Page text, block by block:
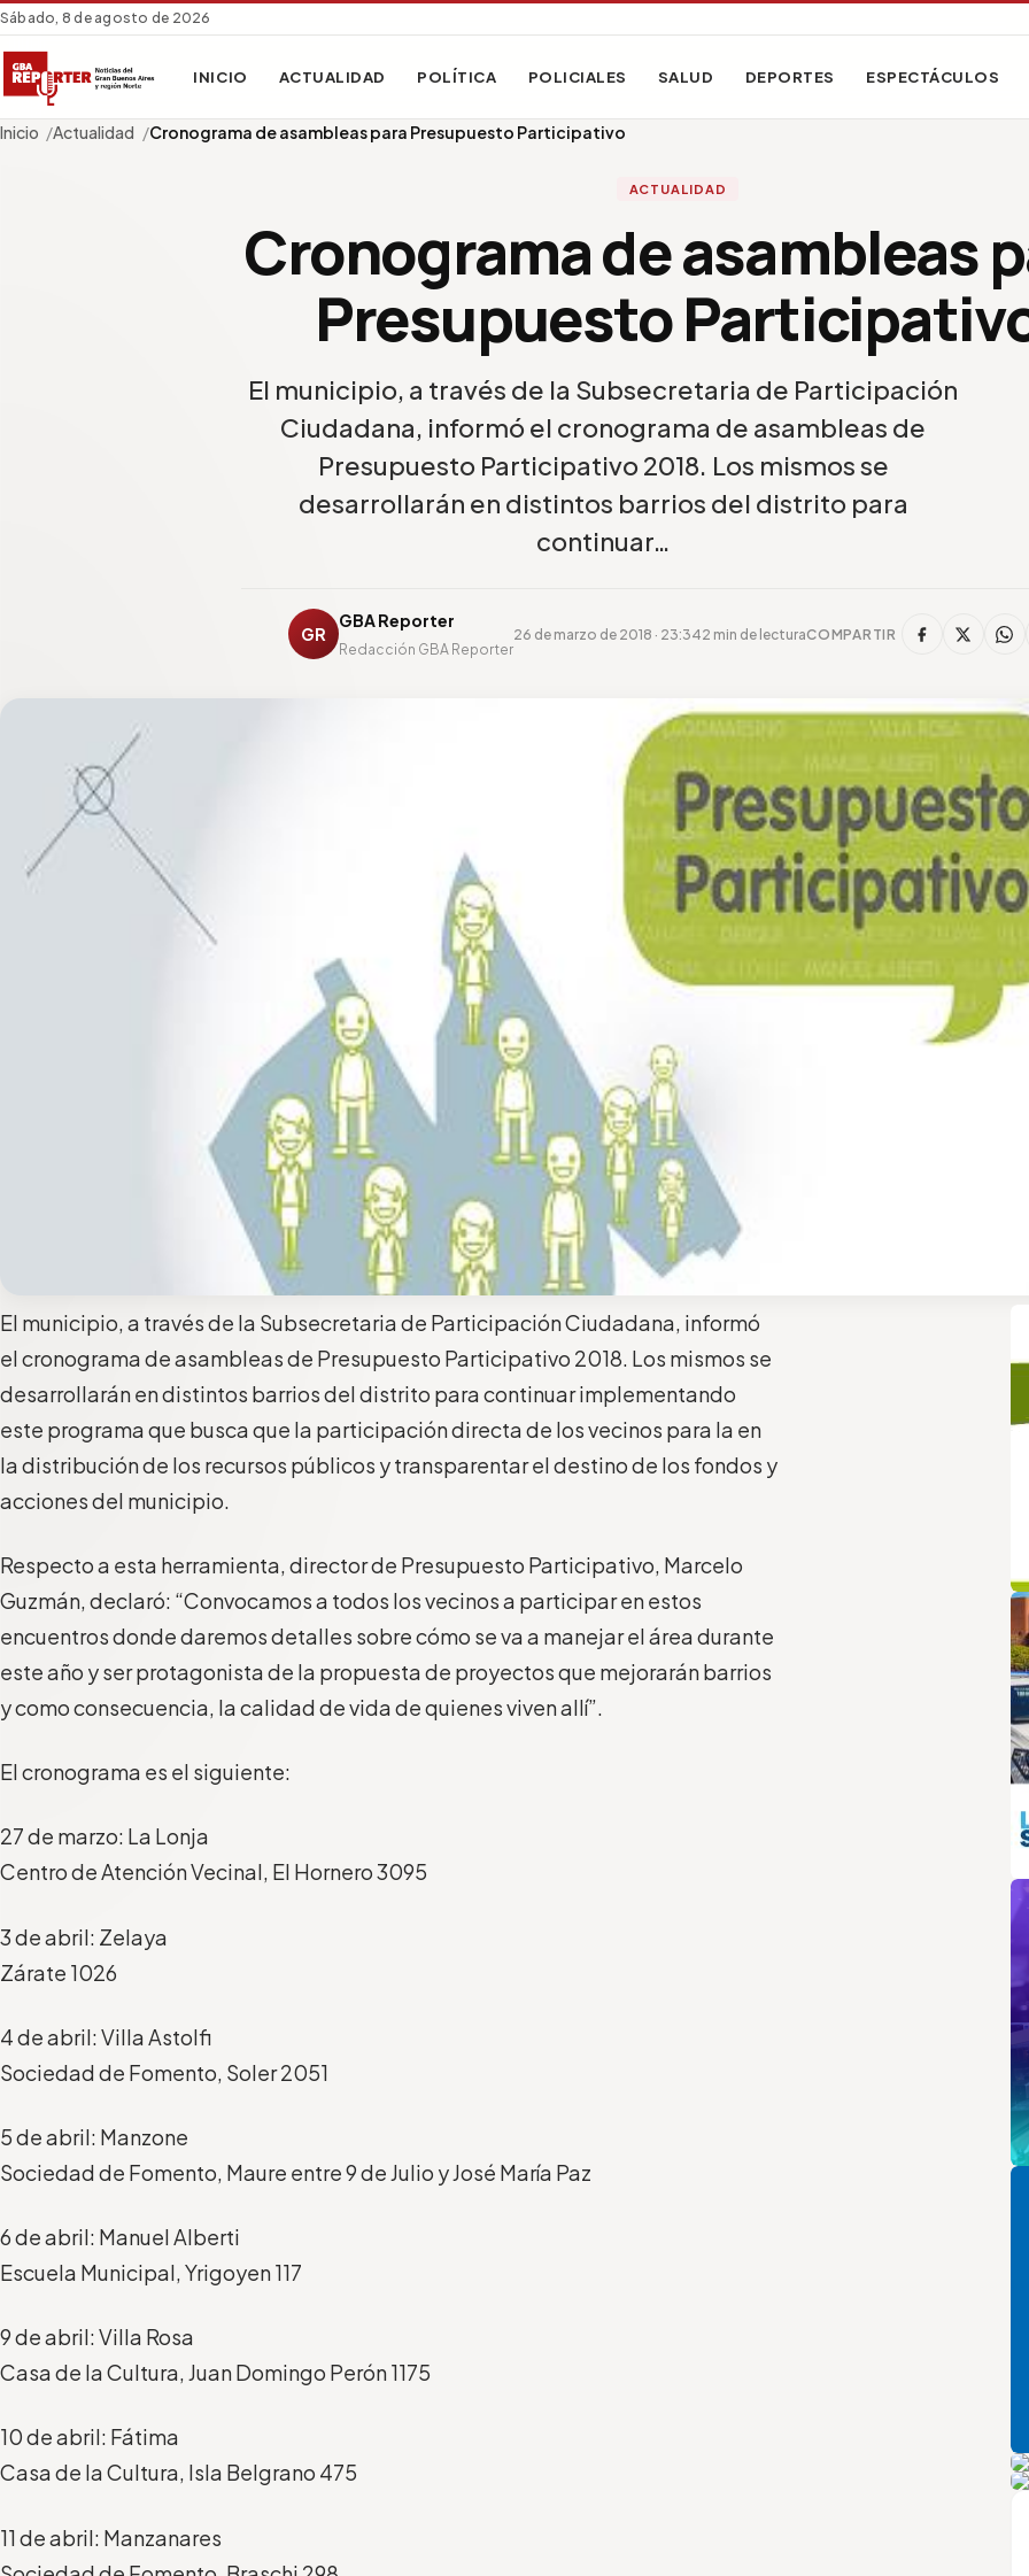
Sábado, 8 de agosto de 2026
INICIO ACTUALIDAD POLÍTICA POLICIALES SALUD DEPORTES ESPECTÁCULOS
Inicio Actualidad Cronograma de asambleas para Presupuesto Participativo
ACTUALIDAD
Cronograma de asambleas
Presupuesto
El municipio, a través de la Subsecretaria de Participación
Ciudadana, informó el cronograma de asambleas de
Presupuesto Participativo 2018. Los mismos se
desarrollarán en distintos barrios del distrito para
continuar…
GR
GBA Reporter
Redacción GBA Reporter
26 de marzo de 2018 · 23:342 min de lecturaCOMPARTIR
El municipio, a través de la Subsecretaria de Participación Ciudadana, informó
el cronograma de asambleas de Presupuesto Participativo 2018. Los mismos se
desarrollarán en distintos barrios del distrito para continuar implementando
este programa que busca que la participación directa de los vecinos para la en
la distribución de los recursos públicos y transparentar el destino de los fondos y
acciones del municipio.
Respecto a esta herramienta, director de Presupuesto Participativo, Marcelo
Guzmán, declaró: “Convocamos a todos los vecinos a participar en estos
encuentros donde daremos detalles sobre cómo se va a manejar el área durante
este año y ser protagonista de la propuesta de proyectos que mejorarán barrios
y como consecuencia, la calidad de vida de quienes viven allí”.
El cronograma es el siguiente:
27 de marzo: La Lonja
Centro de Atención Vecinal, El Hornero 3095
3 de abril: Zelaya
Zárate 1026
4 de abril: Villa Astolfi
Sociedad de Fomento, Soler 2051
5 de abril: Manzone
Sociedad de Fomento, Maure entre 9 de Julio y José María Paz
6 de abril: Manuel Alberti
Escuela Municipal, Yrigoyen 117
9 de abril: Villa Rosa
Casa de la Cultura, Juan Domingo Perón 1175
10 de abril: Fátima
Casa de la Cultura, Isla Belgrano 475
11 de abril: Manzanares